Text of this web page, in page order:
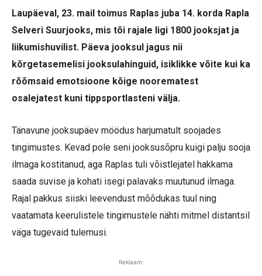
Laupäeval, 23. mail toimus Raplas juba 14. korda Rapla
Selveri Suurjooks, mis tõi rajale ligi 1800 jooksjat ja
liikumishuvilist. Päeva jooksul jagus nii
kõrgetasemelisi jooksulahinguid, isiklikke võite kui ka
rõõmsaid emotsioone kõige noorematest
osalejatest kuni tippsportlasteni välja.
Tänavune jooksupäev möödus harjumatult soojades
tingimustes. Kevad pole seni jooksusõpru kuigi palju sooja
ilmaga kostitanud, aga Rap­las tuli võistlejatel hakkama
saada suvise ja kohati isegi palavaks muutunud ilmaga.
Rajal pakkus siiski leevendust mõõdukas tuul ning
vaatamata keerulistele tingimustele nähti mitmel distantsil
väga tugevaid tulemusi.
Reklaam: